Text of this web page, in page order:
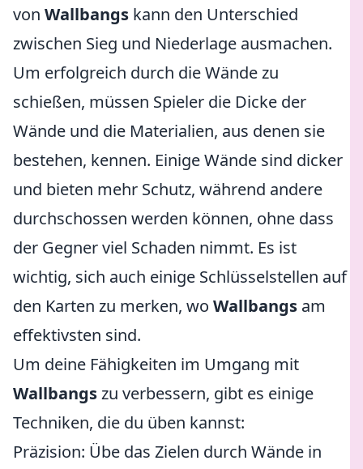
von Wallbangs kann den Unterschied
zwischen Sieg und Niederlage ausmachen.
Um erfolgreich durch die Wände zu
schießen, müssen Spieler die Dicke der
Wände und die Materialien, aus denen sie
bestehen, kennen. Einige Wände sind dicker
und bieten mehr Schutz, während andere
durchschossen werden können, ohne dass
der Gegner viel Schaden nimmt. Es ist
wichtig, sich auch einige Schlüsselstellen auf
den Karten zu merken, wo Wallbangs am
effektivsten sind.
Um deine Fähigkeiten im Umgang mit
Wallbangszu verbessern, gibt es einige
Techniken, die du üben kannst:
Präzision: Übe das Zielen durch Wände in